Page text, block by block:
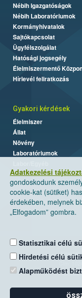
Adatkezelési
gondoskodunk
cookie-kat (sütiket)
érdekében, melynek
„Elfogadom” gombra.
Statisztikai célú
Hirdetési célú
Alapműködést
Nébih Igazgatóságok
Nébih Laboratóriumok
Kormányhivatalok
Sajtókapcsolat
Ügyfélszolgálat
Hatósági jogsegély
Élelmiszermentő
Hírlevél feliratkozás
Gyakori kérdések
Élelmiszer
Állat
Növény
Laboratóriumok